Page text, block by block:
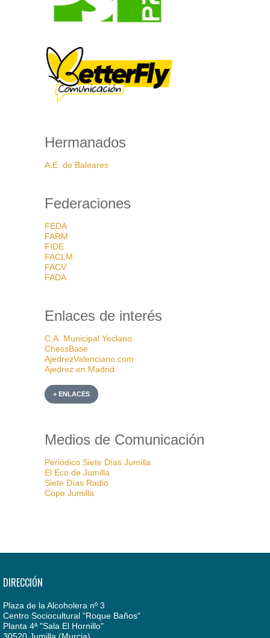
Hermanados
A.E. de Baleares
Federaciones
FEDA
FARM
FIDE
FACLM
FACV
FADA
Enlaces de interés
C.A. Municipal Yeclano
ChessBase
AjedrezValenciano.com
Ajedrez en Madrid
+ ENLACES
Medios de Comunicación
Periódico Siete Días Jumilla
El Eco de Jumilla
Siete Días Radio
Cope Jumilla
DIRECCIÓN
Plaza de la Alcoholera nº 3
Centro Sociocultural "Roque Baños"
Planta 4ª "Sala El Hornillo"